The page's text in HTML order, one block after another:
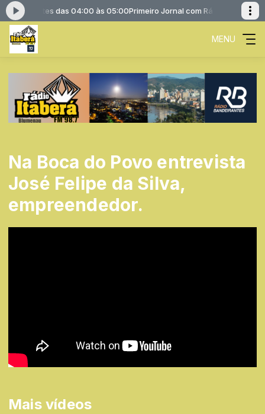
das 04:00 às 05:00Primeiro Jornal com Rádio
MENU
Na Boca do Povo entrevista
José Felipe da Silva,
empreendedor.
Mais vídeos